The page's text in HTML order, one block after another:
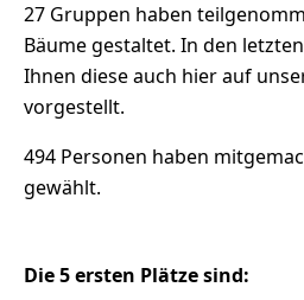
27 Gruppen haben
Bäume gestaltet. In den
Ihnen diese auch hier auf
vorgestellt.
494 Personen haben
gewählt.
Die 5 ersten Plätze sind: